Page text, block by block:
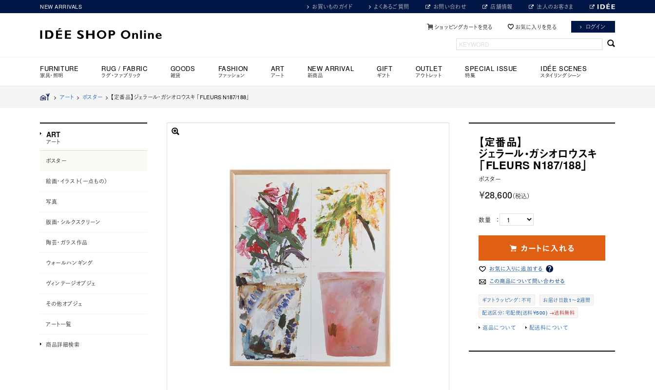
NEW ARRIVALS お買いものガイド よくあるご質問 お問い合わせ 店舗情報 法人のお客さま
ショッピングカートを見る お気に入りを見る ログイン
FURNITURE
家具・照明
RUG / FABRIC
ラグ・ファブリック
GOODS
雑貨
FASHION
ファッション
ART
アート
NEW ARRIVAL
新商品
GIFT
ギフト
OUTLET
アウトレット
SPECIAL ISSUE
特集
IDÉE SCENES
スタイリングシーン
> アート> ポスター> 【定番品】ジェラール・ガシオロウスキ 「FLEURS N187/188」
【定番品】
ジェラール・ガシオロウスキ
「FLEURS N187/188」
ポスター
￥28,600（税込）
数量 ：
ギフトラッピング：不可
お届け日数1～2週間
配送区分：宅配便(送料￥500) →送料無料
返品について 配送料について
ART
アート
ポスター
絵画・イラスト（一点もの）
写真
版画・シルクスクリーン
陶芸・ガラス作品
ウォールハンギング
ヴィンテージオブジェ
その他オブジェ
アート一覧
商品詳細検索